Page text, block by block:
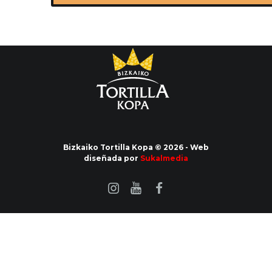
Bizkaiko Tortilla Kopa © 2026 - Web
diseñada por Sukalmedia